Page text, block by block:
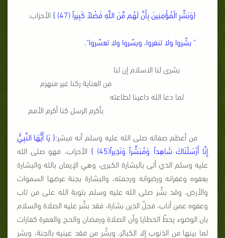
{وَبَشِّرِ الْمُؤْمِنِينَ بِأَنَّ لَهُم مِّنَ اللَّهِ فَضْلاً كَبِيراً(47)
} الأحزاب.
" بشّروا ولا تنفروا، ويسّروا ولا تعسّروا".
بشرى لنا الاسلام إن لنا
من العناية ركنا غير منهزم
لما دعا الله داعينا لطاعته
بأكرم الرسل كنا أكرم الأمم
من أعظم صفاته صلى الله عليه وسلم أنه مبشر:{يَا أَيُّهَا النَّبِيُّ
إِنَّا أَرْسَلْنَاكَ شَاهِداً وَمُبَشِّراً وَنَذِيراً(45)
} الأحزاب، فهو صلى الله
عليه وسلم الذي أتى بالبشارة الكبرى، وهي الإيمان بالله والبشارة
بعفوه وغفرانه ورضوانه ورحمته، والبشارة بجنة عرضها السموات
والأرض، وقد بشّر صلى الله عليه وسلم بتوبة الله على من تاب
وعفوه عمن أناب، فجلّ الذين بشارة، فقد بشّر عليه الصلاة والسلام
بان الوضوء يحطّ الخطايا وأن الصلاة ورمضان والحج والعمرة كفارات
لما بينها من الذنوب إلا الكبائر، وبشّر من فقد عينيه بالجنة، وبشر